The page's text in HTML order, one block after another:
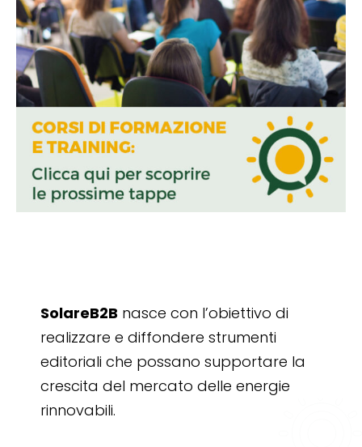
SolareB2B nasce con l’obiettivo di
realizzare e diffondere strumenti
editoriali che possano supportare la
crescita del mercato delle energie
rinnovabili.